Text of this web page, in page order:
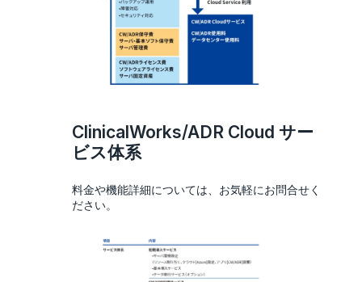
ClinicalWorks/ADR Cloud サー
ビス体系
料金や機能詳細については、お気軽にお問合せく
ださい。